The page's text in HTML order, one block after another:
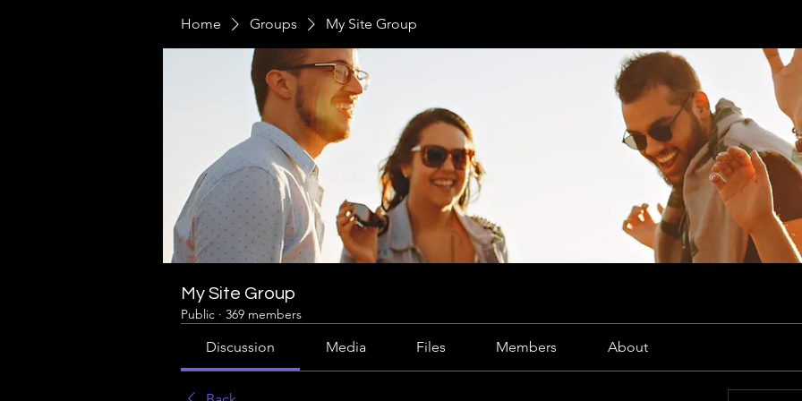
Home Groups My Site Group
My Site Group
Public · 369 members
Discussion Media Files Members About